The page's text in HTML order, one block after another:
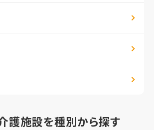
護施設を種別から探す